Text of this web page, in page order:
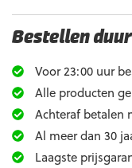
Bestellen
Voor 23:00 uur
Alle producten
Achteraf betalen
Al meer dan 30
Laagste